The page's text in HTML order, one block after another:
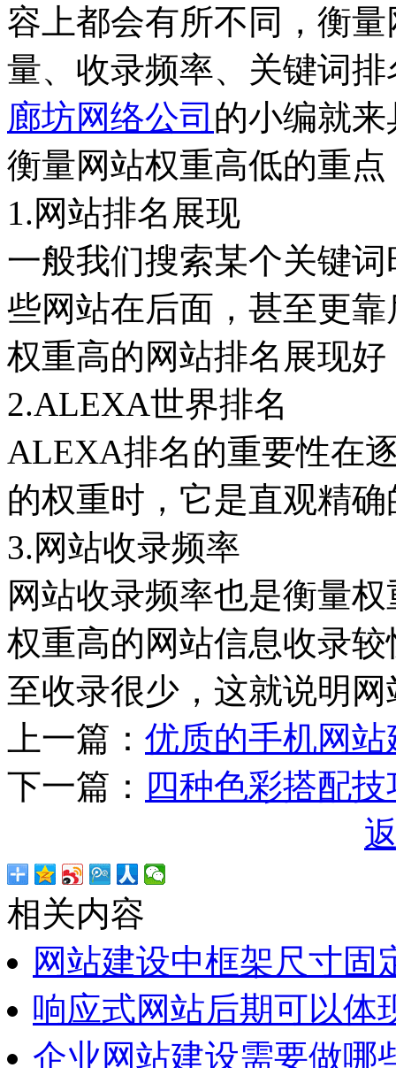
容上都会有所不同，衡
量、收录频率、关键词
廊坊网络公司 的小编就
衡量网站权重高低的重点
1.网站排名展现
一般我们搜索某个关键
些网站在后面，甚至更
权重高的网站排名展现
2.ALEXA世界排名
ALEXA排名的重要性在
的权重时，它是直观精
3.网站收录频率
网站收录频率也是衡量
权重高的网站信息收录
至收录很少，这就说明
上一篇： 优质的手机网
下一篇： 四种色彩搭配
相关内容
网站建设中框架尺寸固
响应式网站后期可以体
企业网站建设需要做哪